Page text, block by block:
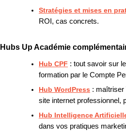
Stratégies et mises en
ROI, cas concrets.
Hubs Up Académie
Hub CPF : tout savoir sur
formation par le Compte
Hub WordPress : maîtriser
site internet professionnel,
Hub Intelligence
dans vos pratiques